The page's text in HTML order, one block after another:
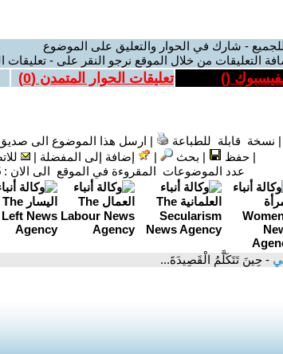
- شارك في الحوار والتعليق على الموضوع
التعليقات من خلال الموقع نرجو النقر على - تعليقات
(
) تعليقات الحوار المتمدن (0
)
| نسخة قابلة للطباعة | ارسل هذا الموضوع الى
|حفظ | بحث | إضافة إلى المفضلة |
عدد الموضوعات المقروءة في الموقع الى الان :
- حِينَ تَتَكَلَّمُ الْقَصِيدَةَ...